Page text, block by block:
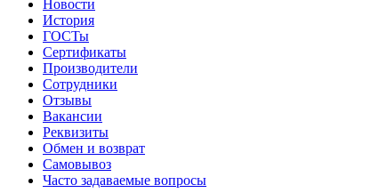
Новости
История
ГОСТы
Сертификаты
Производители
Сотрудники
Отзывы
Вакансии
Реквизиты
Обмен и возврат
Самовывоз
Часто задаваемые вопросы